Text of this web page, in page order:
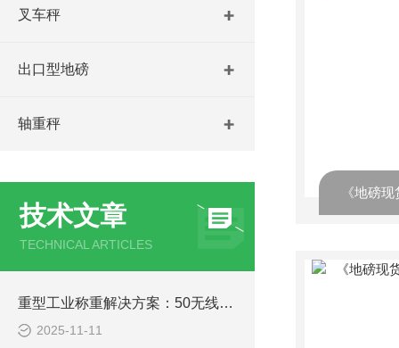
叉车秤
出口型地磅
轴重秤
技术文章
TECHNICAL ARTICLES
重型工业称重解决方案：50无线耐高温吊钩秤在冶金、铸造行业的关键应用分析
2025-11-11